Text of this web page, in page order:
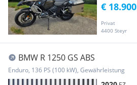
Privat
4400 Steyr
€ 18.900
BMW R 1250 GS ABS
Enduro, 136 PS (100 kW), Gewährleistung